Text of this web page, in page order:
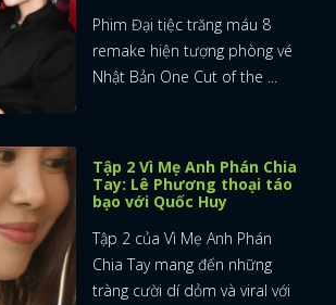
Phim Đại tiệc trăng máu 8
remake hiện tượng phòng vé
Nhật Bản One Cut of the ...
Tập 2 Vì Mẹ Anh Phán Chia
Tay: Lê Phương thoại táo
bạo với Quốc Huy
Tập 2 của Vì Mẹ Anh Phán
Chia Tay mang đến những
tràng cười dí dỏm và viral với